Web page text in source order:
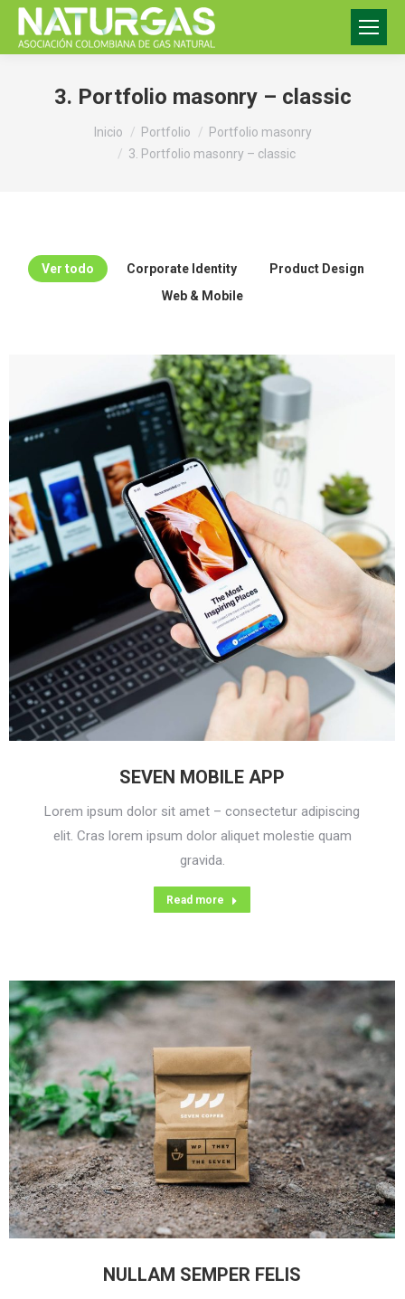
3. Portfolio masonry – classic
Inicio Portfolio
Portfolio masonry
3. Portfolio masonry – classic
Ver todo Corporate Identity
Product Design
Web & Mobile
SEVEN MOBILE APP
Lorem ipsum dolor sit amet – consectetur adipiscing
elit. Cras lorem ipsum dolor aliquet molestie quam
gravida.
Read more
NULLAM SEMPER FELIS